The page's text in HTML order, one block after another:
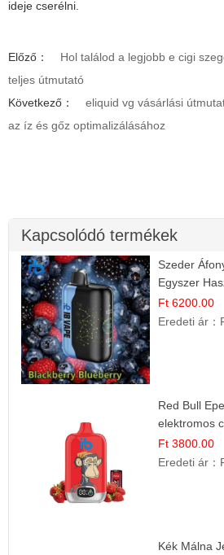
ideje cserélni.
Előző：
Hol találod a legjobb e cigi
teljes útmutató
Következő：
eliquid vg vásárlási
az íz és gőz optimalizálásához
Kapcsolódó termékek
Szeder
Egyszer
Prémium
Ft 6200.00
Eredeti ár：
Red Bull
elektromos
Gyümölcs Íz
Ft 3800.00
Eredeti ár：
Kék Málna